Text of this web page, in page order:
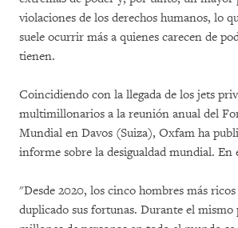
violaciones de los derechos humanos, lo
suele ocurrir más a quienes carecen de
tienen.
Coincidiendo con la llegada de los jets
multimillonarios a la reunión anual del
Mundial en Davos (Suiza), Oxfam ha
informe sobre la desigualdad mundial. En
"Desde 2020, los cinco hombres más
duplicado sus fortunas. Durante el mismo